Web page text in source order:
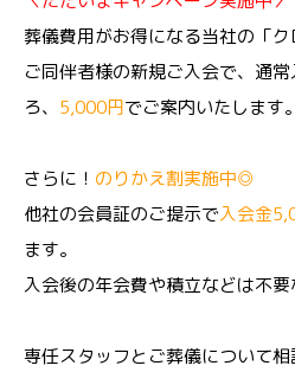
葬儀費用がお得になる当社の「ク
ご同伴者様の新規ご入会で、通
ろ、 5,000円でご案内いたします。
さらに！ のりかえ割実施中◎
他社の会員証のご提示で入会金
ます。
入会後の年会費や積立などは不要
専任スタッフとご葬儀について相